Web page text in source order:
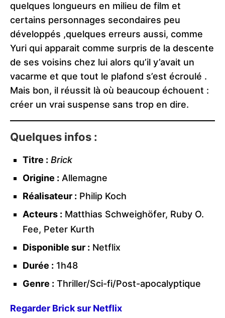
quelques longueurs en milieu de film et
certains personnages secondaires peu
développés ,quelques erreurs aussi, comme
Yuri qui apparait comme surpris de la descente
de ses voisins chez lui alors qu’il y’avait un
vacarme et que tout le plafond s’est écroulé .
Mais bon, il réussit là où beaucoup échouent :
créer un vrai suspense sans trop en dire.
Quelques infos :
Titre : Brick
Origine : Allemagne
Réalisateur : Philip Koch
Acteurs : Matthias Schweighöfer, Ruby O.
Fee, Peter Kurth
Disponible sur : Netflix
Durée : 1h48
Genre : Thriller/Sci-fi/Post-apocalyptique
Regarder Brick sur Netflix